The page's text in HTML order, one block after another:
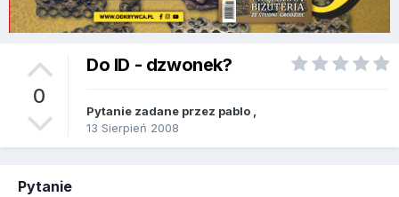
0
Do ID - dzwonek?
Pytanie zadane przez pablo
13 Sierpień 2008
Pytanie